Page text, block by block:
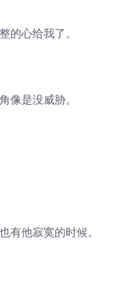
的心给我了。
像是没威胁。
有他寂寞的时候。